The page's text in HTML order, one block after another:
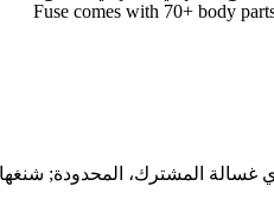
Fuse comes with 70+ body
غسالة المشترك، المحدودة;